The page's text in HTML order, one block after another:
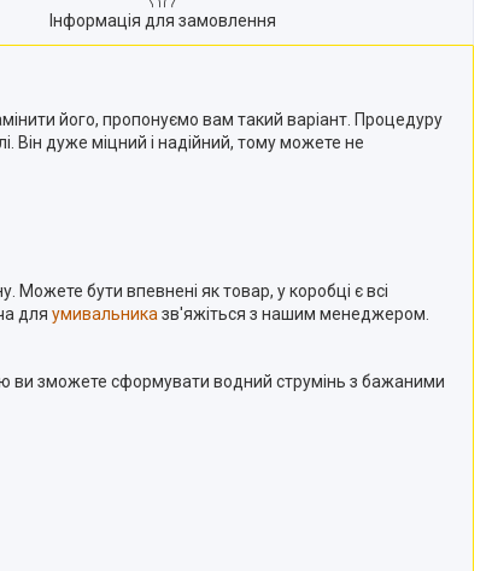
Інформація для замовлення
його, пропонуємо вам такий варіант. Процедуру
Він дуже міцний і надійний, тому можете не
Можете бути впевнені як товар, у коробці є всі
для умивальника зв'яжіться з нашим менеджером.
ви зможете сформувати водний струмінь з бажаними